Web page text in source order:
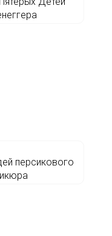
персикового